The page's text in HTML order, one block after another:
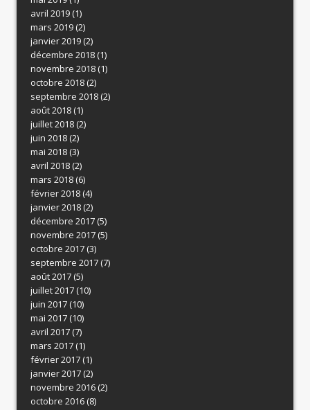
avril 2019(1)
mars 2019(2)
janvier 2019(2)
décembre 2018(1)
novembre 2018(1)
octobre 2018(2)
septembre 2018(2)
août 2018(1)
juillet 2018(2)
juin 2018(2)
mai 2018(3)
avril 2018(2)
mars 2018(6)
février 2018(4)
janvier 2018(2)
décembre 2017(5)
novembre 2017(5)
octobre 2017(3)
septembre 2017(7)
août 2017(5)
juillet 2017(10)
juin 2017(10)
mai 2017(10)
avril 2017(7)
mars 2017(1)
février 2017(1)
janvier 2017(2)
novembre 2016(2)
octobre 2016(8)